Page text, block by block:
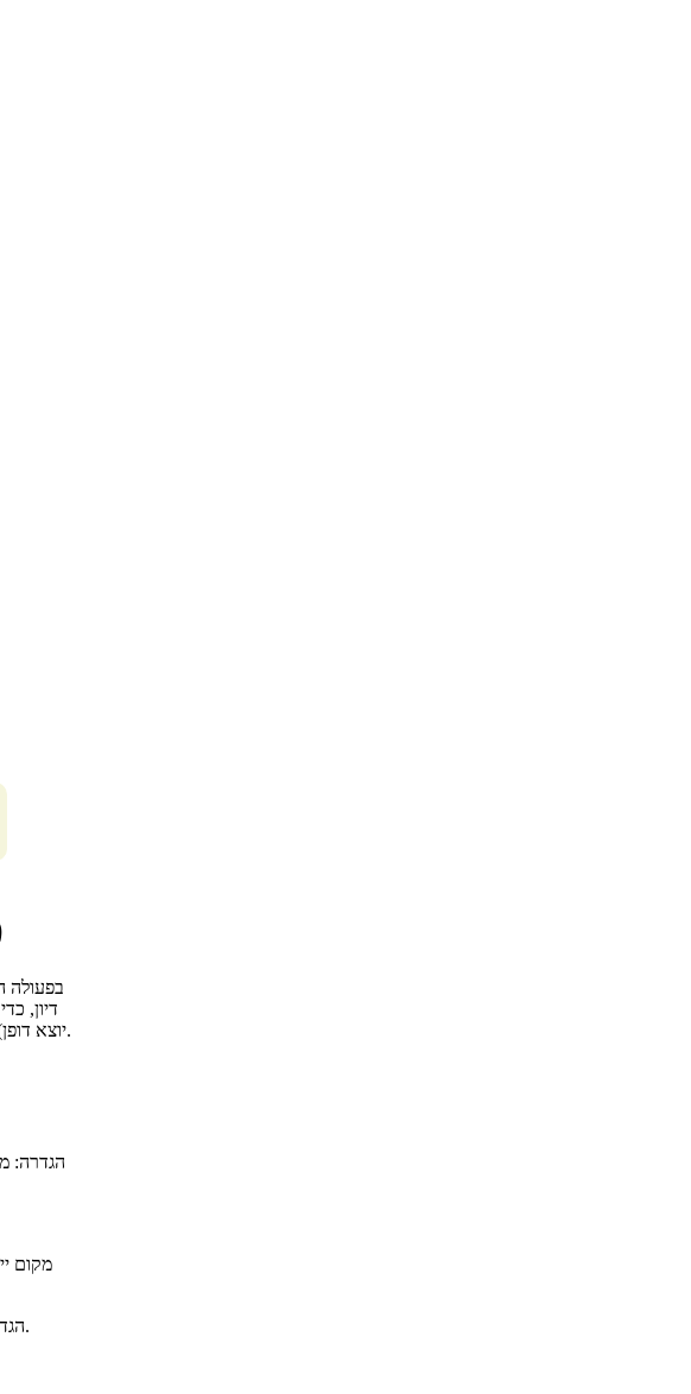
בפעולה
דיון,
יוצא דופן) או משפטית (ארגון). הקטגוריה הזו מבטיחה יציבות במסחר האזרחי, מאפשרת לזהות את המשתתפים ביחסים משפטיים במרחב.
הגדרה:
הגדרת חוקי המוקד דיון: עתירה נגד אזרח נמצאת, כללית, בבית-המשפט במקום מגוריו (סעיף 28 של חוק המשפט האזרחי של רוסיה).